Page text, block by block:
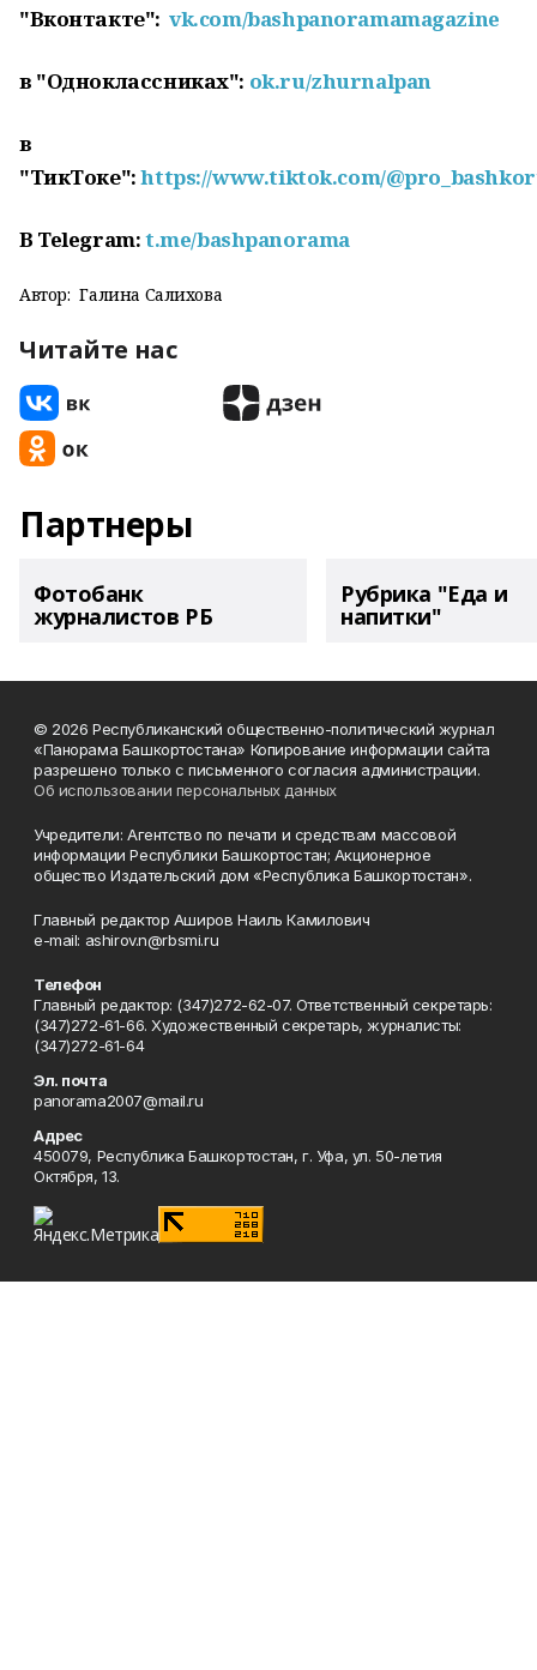
"Вконтакте":vk.com/bashpanoramamagazine
в "Одноклассниках": ok.ru/zhurnalpan
в
"ТикТоке":https://www.tiktok.com/
В Telegram:t.me/bashpanorama
Автор: Галина Салихова
Читайте нас
Партнеры
Фотобанк
журналистов РБ
Рубрика "Еда и
напитки"
© 2026 Республиканский общественно-политический журнал
«Панорама Башкортостана» Копирование информации сайта
разрешено только с письменного согласия администрации.
Об использовании персональных данных
Учредители: Агентство по печати и средствам массовой
информации Республики Башкортостан; Акционерное
общество Издательский дом «Республика Башкортостан».
Главный редактор Аширов Наиль Камилович
e-mail: ashirov.n@rbsmi.ru
Телефон
Главный редактор: (347)272-62-07. Ответственный секретарь:
(347)272-61-66. Художественный секретарь, журналисты:
(347)272-61-64
Эл. почта
panorama2007@mail.ru
Адрес
450079, Республика Башкортостан, г. Уфа, ул. 50-летия
Октября, 13.